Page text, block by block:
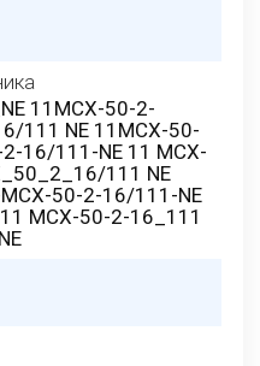
11MCX-50-2-
111 NE 11MCX-50-
16/111-NE 11 MCX-
111 NE
50-2-16/111-NE
MCX-50-2-16_111